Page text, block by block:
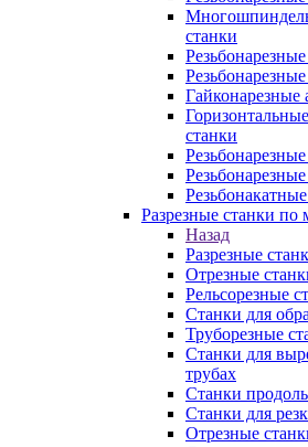
станки
Гайконарезные
станки
Разрезные станки по
Назад
Разрезные
Отрезные
Рельсорезные
Станки для
Труборезные
Станки для
трубаx
Станки
Станки для
Отрезные